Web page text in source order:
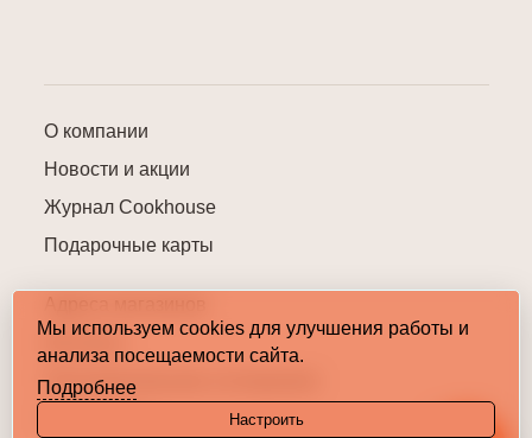
О компании
Новости и акции
Журнал Cookhouse
Подарочные карты
Пользовательское соглашение
Мы используем cookies для улучшения работы и
анализа посещаемости сайта.
Подробнее
Настроить